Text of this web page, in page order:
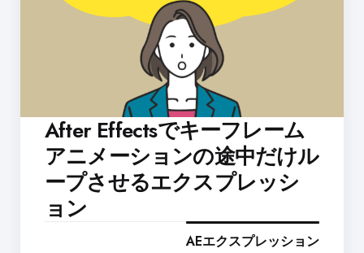
After Effectsでキーフレーム
アニメーションの途中だけル
ープさせるエクスプレッシ
ョン
AEエクスプレッション